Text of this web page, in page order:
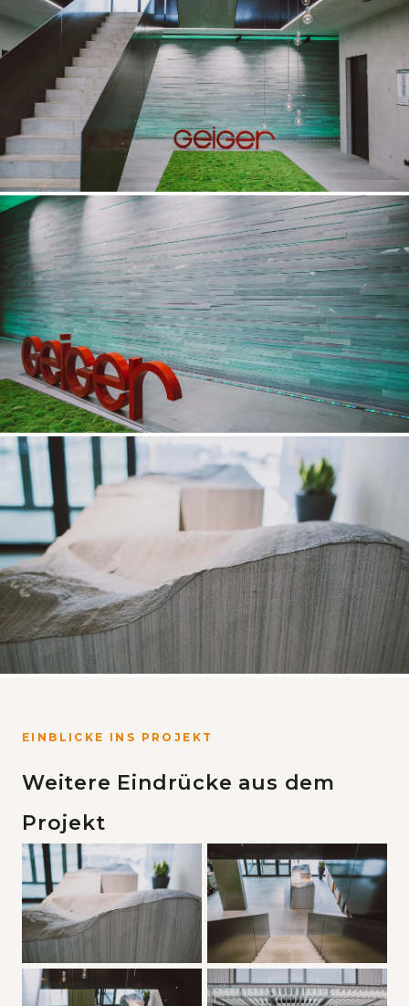
EINBLICKE INS PROJEKT
Weitere Eindrücke aus dem
Projekt